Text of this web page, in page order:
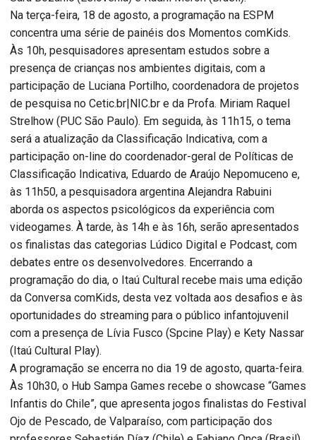
Na terça-feira, 18 de agosto, a programação na ESPM
concentra uma série de painéis dos Momentos comKids.
Às 10h, pesquisadores apresentam estudos sobre a
presença de crianças nos ambientes digitais, com a
participação de Luciana Portilho, coordenadora de projetos
de pesquisa no Cetic.br|NIC.br e da Profa. Miriam Raquel
Strelhow (PUC São Paulo). Em seguida, às 11h15, o tema
será a atualização da Classificação Indicativa, com a
participação on-line do coordenador-geral de Políticas de
Classificação Indicativa, Eduardo de Araújo Nepomuceno e,
às 11h50, a pesquisadora argentina Alejandra Rabuini
aborda os aspectos psicológicos da experiência com
videogames. À tarde, às 14h e às 16h, serão apresentados
os finalistas das categorias Lúdico Digital e Podcast, com
debates entre os desenvolvedores. Encerrando a
programação do dia, o Itaú Cultural recebe mais uma edição
da Conversa comKids, desta vez voltada aos desafios e às
oportunidades do streaming para o público infantojuvenil
com a presença de Lívia Fusco (Spcine Play) e Kety Nassar
(Itaú Cultural Play).
A programação se encerra no dia 19 de agosto, quarta-feira.
Às 10h30, o Hub Sampa Games recebe o showcase “Games
Infantis do Chile”, que apresenta jogos finalistas do Festival
Ojo de Pescado, de Valparaíso, com participação dos